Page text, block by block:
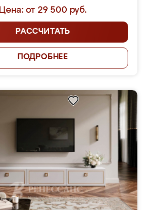
Цена: от 29 500 руб.
РАССЧИТАТЬ
ПОДРОБНЕЕ